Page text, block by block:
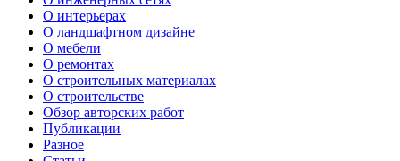
О интерьерах
О ландшафтном дизайне
О мебели
О ремонтах
О строительных материалах
О строительстве
Обзор авторских работ
Публикации
Разное